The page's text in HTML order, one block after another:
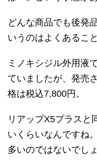
どんな商品でも後発
いうのはよくあること
ミノキシジル外用液
ていましたが、発売
格は税込7,800円。
リアップX5プラスと
いくらいなんですね
多いのではないでしょ